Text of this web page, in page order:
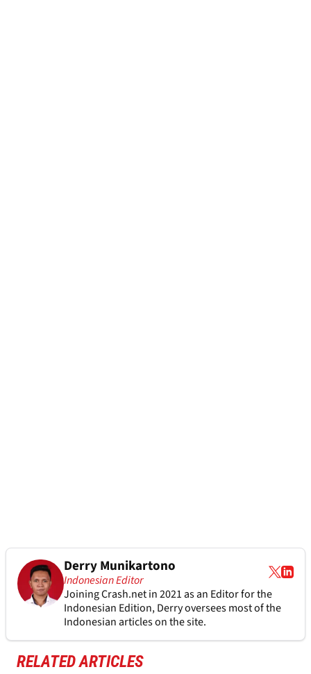
Derry Munikartono
Indonesian Editor
Joining Crash.net in 2021 as an Editor for the
Indonesian Edition, Derry oversees most of the
Indonesian articles on the site.
RELATED ARTICLES